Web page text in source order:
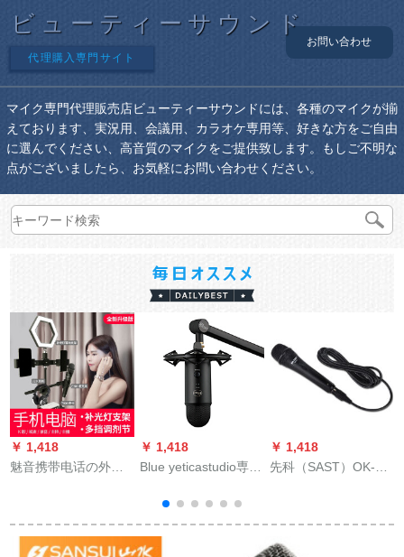
ビューティーサウンド
代理購入専門サイト
お問い合わせ
マイク専門代理販売店ビューティーサウンドには、各種のマイクが揃
えております、実況用、会議用、カラオケ専用等、好きな方をご自由
に選んでください、高音質のマイクをご提供致します。もしご不明な
点がございましたら、お気軽にお問い合わせください。
￥ 1,418
魅音携带电话の外付
で歌を歌うよ。マイ
クの录音と歌のキャ
￥ 1,418
Blue yeticastudio専门
ソコンの携帯电话の
录音は、つけます
yeticastudio黒で挿入
￥ 1,418
先科（SAST）OK-01
歌会议ケセラクラブ